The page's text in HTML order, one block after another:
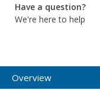
Have a question?
We're here to help
Overview